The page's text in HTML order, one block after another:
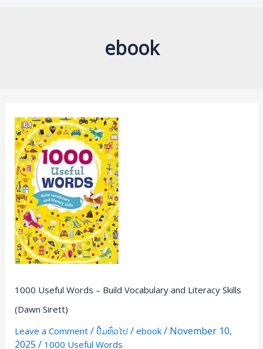
ebook
1000 Useful Words – Build Vocabulary and Literacy Skills
(Dawn Sirett)
Leave a Comment / ປື້ມທົ່ວໄປ/ ebook / November 10,
2025 / 1000 Useful Words
1000
Useful
Words
–
Build
Vocabulary
and
Literacy
Skills
(Dawn